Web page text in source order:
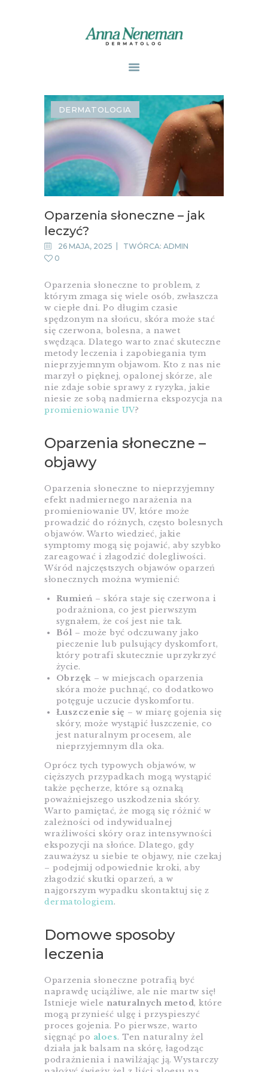
PUBLIKACJE
ZABIEGI
O MNIE
GABINETY
WPISY
KONTAKT
DERMATOLOGIA
Oparzenia słoneczne – jak
leczyć?
26 MAJA, 2025 TWÓRCA: ADMIN
0
Oparzenia słoneczne to problem, z
którym zmaga się wiele osób, zwłaszcza
w ciepłe dni. Po długim czasie
spędzonym na słońcu, skóra może stać
się czerwona, bolesna, a nawet
swędząca. Dlatego warto znać skuteczne
metody leczenia i zapobiegania tym
nieprzyjemnym objawom. Kto z nas nie
marzył o pięknej, opalonej skórze, ale
nie zdaje sobie sprawy z ryzyka, jakie
niesie ze sobą nadmierna ekspozycja na
promieniowanie UV?
Oparzenia słoneczne –
objawy
Oparzenia słoneczne to nieprzyjemny
efekt nadmiernego narażenia na
promieniowanie UV, które może
prowadzić do różnych, często bolesnych
objawów. Warto wiedzieć, jakie
symptomy mogą się pojawić, aby szybko
zareagować i złagodzić dolegliwości.
Wśród najczęstszych objawów oparzeń
słonecznych można wymienić:
Rumień – skóra staje się czerwona i
podrażniona, co jest pierwszym
sygnałem, że coś jest nie tak.
Ból – może być odczuwany jako
pieczenie lub pulsujący dyskomfort,
który potrafi skutecznie uprzykrzyć
życie.
Obrzęk – w miejscach oparzenia
skóra może puchnąć, co dodatkowo
potęguje uczucie dyskomfortu.
Łuszczenie się – w miarę gojenia się
skóry, może wystąpić łuszczenie, co
jest naturalnym procesem, ale
nieprzyjemnym dla oka.
Oprócz tych typowych objawów, w
cięższych przypadkach mogą wystąpić
także pęcherze, które są oznaką
poważniejszego uszkodzenia skóry.
Warto pamiętać, że mogą się różnić w
zależności od indywidualnej
wrażliwości skóry oraz intensywności
ekspozycji na słońce. Dlatego, gdy
zauważysz u siebie te objawy, nie czekaj
– podejmij odpowiednie kroki, aby
złagodzić skutki oparzeń, a w
najgorszym wypadku skontaktuj się z
dermatologiem.
Domowe sposoby
leczenia
Oparzenia słoneczne potrafią być
naprawdę uciążliwe, ale nie martw się!
Istnieje wiele naturalnych metod, które
mogą przynieść ulgę i przyspieszyć
proces gojenia. Po pierwsze, warto
sięgnąć po aloes. Ten naturalny żel
działa jak balsam na skórę, łagodząc
podrażnienia i nawilżając ją. Wystarczy